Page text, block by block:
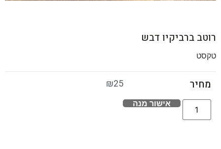
רוטב ברביקיו דבש
טקסט
מחיר ₪25
אישור מנה